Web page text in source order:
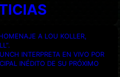
A LOU KOLLER,
INTERPRETA EN VIVO POR
INÉDITO DE SU PRÓXIMO